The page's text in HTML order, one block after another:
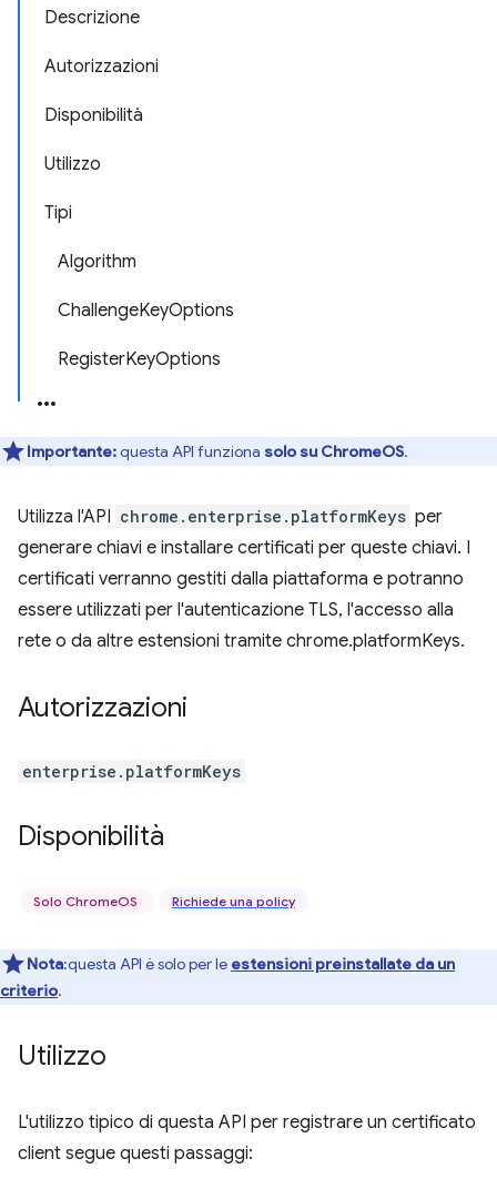
Descrizione
Autorizzazioni
Disponibilità
Utilizzo
Tipi
Algorithm
ChallengeKeyOptions
RegisterKeyOptions
Importante:questa API funziona solo su ChromeOS.
Utilizza l'API chrome.enterprise.platformKeys per
generare chiavi e installare certificati per queste chiavi. I
certificati verranno gestiti dalla piattaforma e potranno
essere utilizzati per l'autenticazione TLS, l'accesso alla
rete o da altre estensioni tramite chrome.platformKeys.
Autorizzazioni
enterprise.platformKeys
Disponibilità
Solo ChromeOS Richiede una policy
Nota:questa API è solo per le estensioni preinstallate da un
criterio.
Utilizzo
L'utilizzo tipico di questa API per registrare un certificato
client segue questi passaggi: